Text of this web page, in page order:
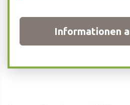
Informationen